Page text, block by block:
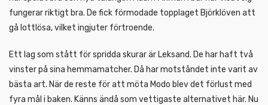
fungerar riktigt bra. De fick förmodade topplaget Björklöven att
gå lottlösa, vilket ingjuter förtroende.
Ett lag som stått för spridda skurar är Leksand. De har haft två
vinster på sina hemmamatcher. Då har motståndet inte varit av
bästa art. När de reste för att möta Modo blev det förlust med
fyra mål i baken. Känns ändå som vettigaste alternativet här. Nu